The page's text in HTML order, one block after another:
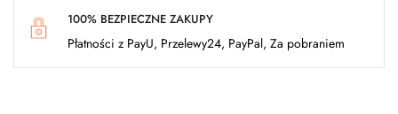
100% BEZPIECZNE ZAKUPY
Płatności z PayU, Przelewy24, PayPal, Za pobraniem